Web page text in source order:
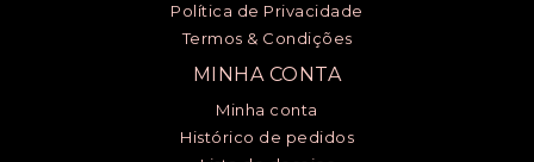
Política de Privacidade
Termos & Condições
MINHA CONTA
Minha conta
Histórico de pedidos